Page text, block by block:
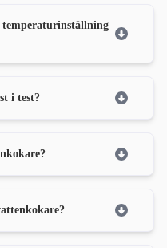
temperaturinställning
i test?